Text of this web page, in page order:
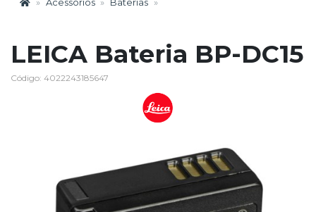
LEICA Bateria BP-DC15
Código: 4022243185647